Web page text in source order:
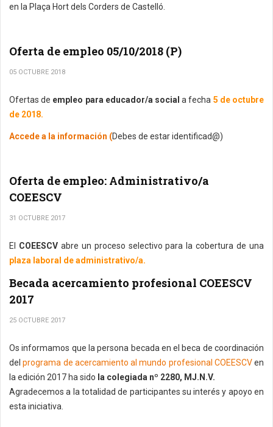
en la Plaça Hort dels Corders de Castelló.
Oferta de empleo 05/10/2018 (P)
05 OCTUBRE 2018
Ofertas de empleo para educador/a sociala fecha 5 de octubre
de 2018.
Accede a la información (Debes de estar identificad@)
Oferta de empleo: Administrativo/a
COEESCV
31 OCTUBRE 2017
El COEESCVabre un proceso selectivo para la cobertura de una
plaza laboral de administrativo/a.
Becada acercamiento profesional COEESCV
2017
25 OCTUBRE 2017
Os informamos que la persona becada en el beca de coordinación
delprograma de acercamiento al mundo profesional COEESCVen
la edición 2017 ha sido la colegiada nº 2280, MJ.N.V.
Agradecemos a la totalidad de participantes su interés y apoyo en
esta iniciativa.